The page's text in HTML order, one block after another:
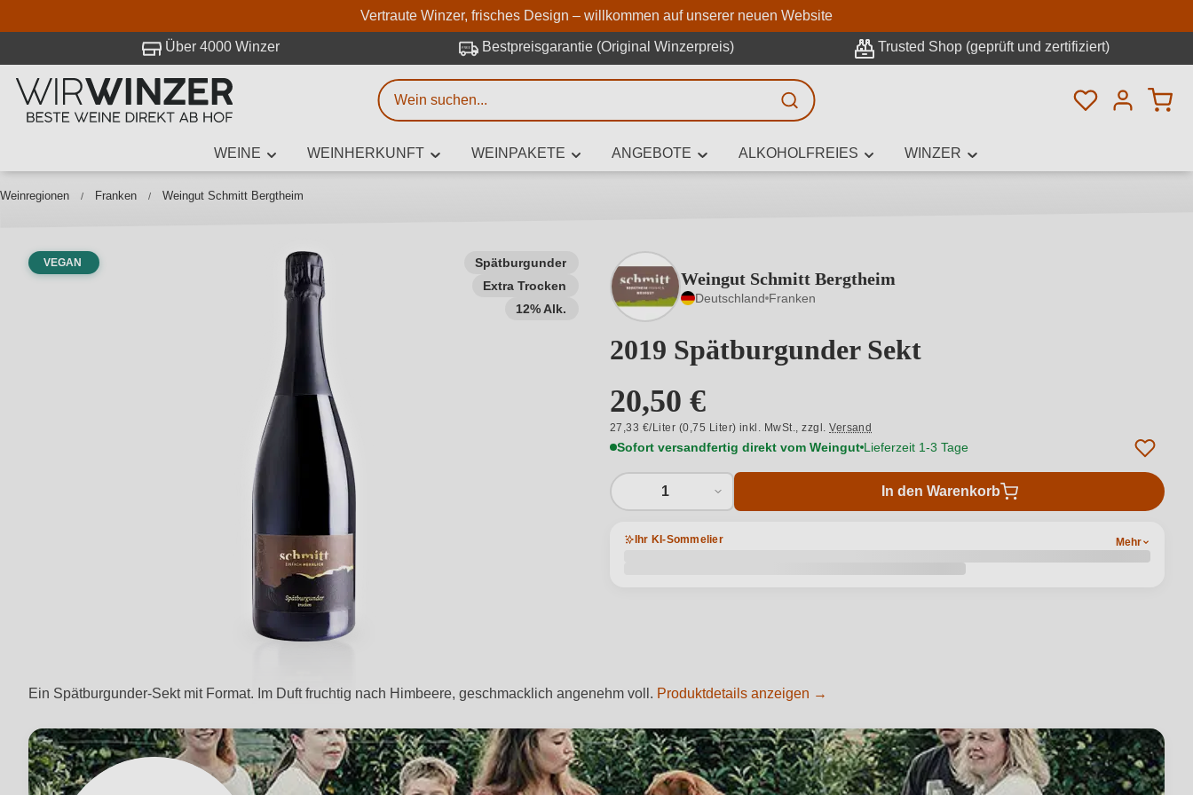
Zum Hauptinhalt springen
Zur Suche springen
Zur Hauptnavigation springen
Vertraute Winzer, frisches Design – willkommen auf unserer neuen Website
Über 4000 Winzer Bestpreisgarantie (Original Winzerpreis) Trusted Shop (geprüft und zertifiziert)
Du hast 0
WEINE WEINHERKUNFT WEINPAKETE ANGEBOTE ALKOHOLFREIES WINZER
Weinregionen Franken Weingut Schmitt Bergtheim
Spätburgunder
Extra Trocken
12% Alk.
VEGAN
Weingut Schmitt Bergtheim
Deutschland Franken
2019 Spätburgunder Sekt
20,50 €
27,33 €/Liter (0,75 Liter) inkl. MwSt.,zzgl.Versand
Sofort versandfertig direkt vom Weingut Lieferzeit 1-3 Tage
1 In den Warenkorb
Ihr KI-Sommelier Mehr
Ein Spätburgunder-Sekt mit Format. Im Duft fruchtig nach Himbeere, geschmacklich angenehm voll. Produktdetails anzeigen →
Weinsuche
Mindestens 3 Zeichen eingeben
Erweiterte Suche
Beschreiben Sie, welchen Wein Sie suchen – ob nach Geschmack, Anlass, Weinnamen,
Rebsorte, Region, Winzer oder anderen Kriterien.
bei WirWinzer.